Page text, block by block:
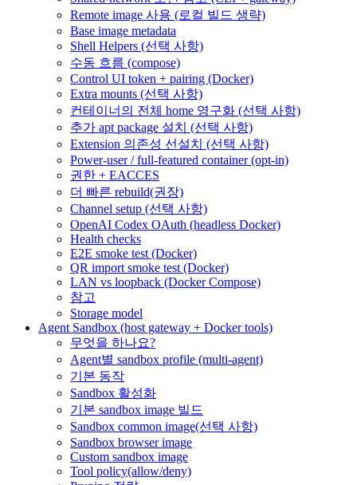
Remote image 사용 (로컬 빌드 생략)
Base image metadata
Shell Helpers (선택 사항)
수동 흐름 (compose)
Control UI token + pairing (Docker)
Extra mounts (선택 사항)
컨테이너의 전체 home 영구화 (선택 사항)
추가 apt package 설치 (선택 사항)
Extension 의존성 선설치 (선택 사항)
Power-user / full-featured container (opt-in)
권한 + EACCES
더 빠른 rebuild(권장)
Channel setup (선택 사항)
OpenAI Codex OAuth (headless Docker)
Health checks
E2E smoke test (Docker)
QR import smoke test (Docker)
LAN vs loopback (Docker Compose)
참고
Storage model
Agent Sandbox (host gateway + Docker tools)
무엇을 하나요?
Agent별 sandbox profile (multi-agent)
기본 동작
Sandbox 활성화
기본 sandbox image 빌드
Sandbox common image(선택 사항)
Sandbox browser image
Custom sandbox image
Tool policy(allow/deny)